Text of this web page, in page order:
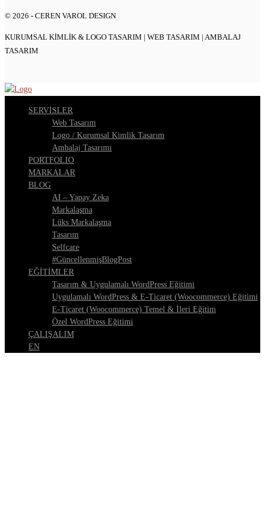
© 2026 - CEREN VAROL DESIGN
KURUMSAL KIMLIK & LOGO TASARIM | WEB TASARIM | AMBALAJ
TASARIM
SERVİSLER
Web Tasarım
Logo / Kurumsal Kimlik Tasarım
Ambalaj Tasarımı
PORTFOLIO
MARKALAR
BLOG
AI – Yapay Zeka
Markalaşma
Lüks Markalaşma
Tasarım
Selfcare
#GüncellenmişBlogPost
EĞİTİMLER
Tasarım & Uygulamalı WordPress Eğitimi
Uygulamalı WordPress & E-Ticaret (Woocommerce) Eğitimi
E-Ticaret (Woocommerce) Temel & İleri Eğitim
Özel WordPress Eğitimi
ÇALIŞALIM
EN